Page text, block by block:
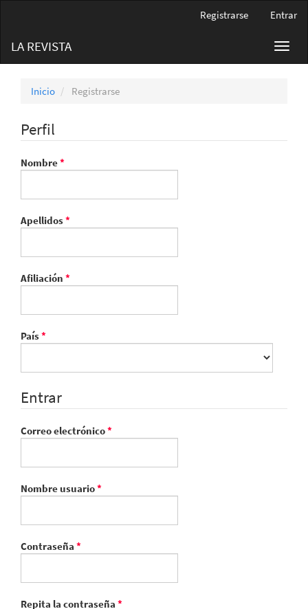
principal
Barra
Registrarse Entrar
LA REVISTA
Inicio Registrarse
Perfil
Nombre*Obligatorio
Apellidos*Obligatorio
Afiliación *Obligatorio
País*Obligatorio
Entrar
Correo electrónico*Obligatorio
Nombre usuario*Obligatorio
Contraseña *Obligatorio
Repita la contraseña *Obligatorio